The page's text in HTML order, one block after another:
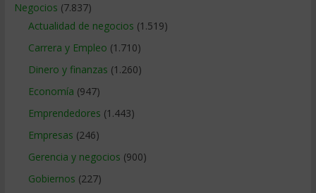
Negocios (7.837)
Actualidad de negocios (1.519)
Carrera y Empleo (1.710)
Dinero y finanzas (1.260)
Economía (947)
Emprendedores (1.443)
Empresas (246)
Gerencia y negocios (900)
Gobiernos (227)